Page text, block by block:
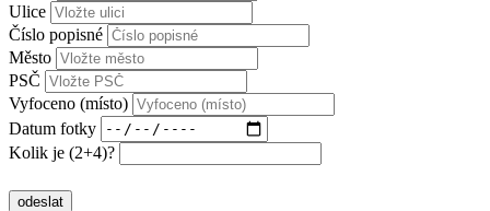
Ulice
Číslo popisné
Město
PSČ
Vyfoceno (místo)
Datum fotky
Kolik je (2+4)?
odeslat